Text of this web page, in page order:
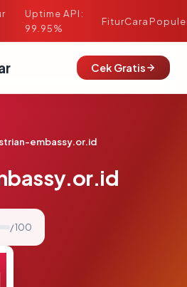
·
Uptime API:
99.95%
FiturCara
Cek Gratis
embassy.or.id
/ 100